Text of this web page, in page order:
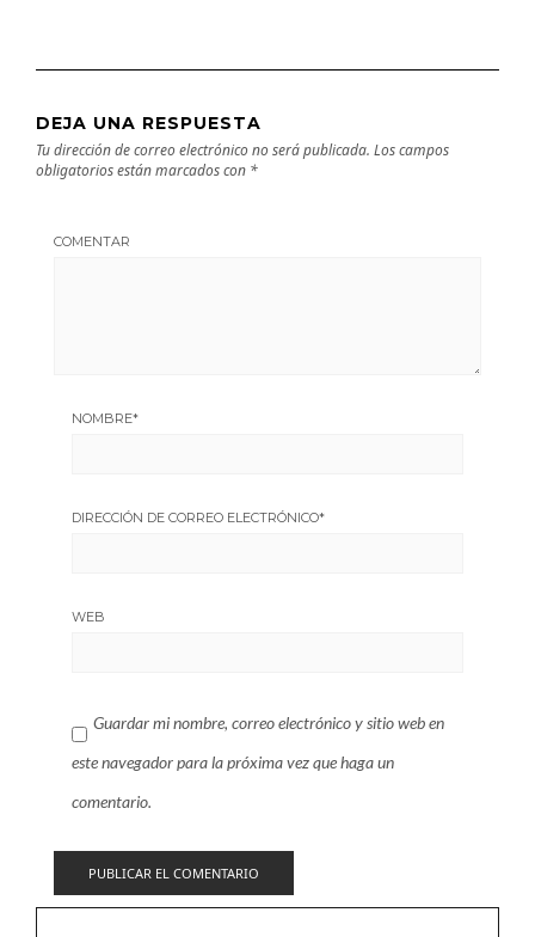
DEJA UNA RESPUESTA
Tu dirección de correo electrónico no será publicada. Los campos
obligatorios están marcados con *
COMENTAR
NOMBRE*
DIRECCIÓN DE CORREO ELECTRÓNICO*
WEB
Guardar mi nombre, correo electrónico y sitio web en
este navegador para la próxima vez que haga un
comentario.